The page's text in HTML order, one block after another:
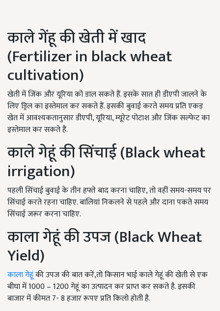
काले गेंहू की खेती में खाद
(Fertilizer in black wheat
cultivation)
खेती में जिंक और यूरिया को डाल सकते हैं. इसके सात ही डीएपी जालने के
लिए ड्रिल का इस्तेमाल कर सकते हैं. इसकी बुवाई करते समय प्रति एकड़
खेत में आवश्यकतानुसार डीएपी, यूरिया, म्यूरेट पोटाश और जिंक सल्फेट का
इस्तेमाल कर सकते हैं.
काले गेहूं की सिंचाई (Black wheat
irrigation)
पहली सिंचाई बुवाई के तीन हफ्ते बाद करना चाहिए, तो वहीं समय-समय पर
सिंचाई करते रहना चाहिए. बालियां निकलने से पहले और दाना पकते समय
सिंचाई जरूर करना चाहिए.
काला गेहूं की उपज (Black Wheat
Yield)
काला गेहूंकी उपज की बात करें,तो किसान भाई काले गेहूं की खेती से एक
बीघा में 1000 – 1200 गेहूं का उत्पादन कर प्राप्त कर सकते है. इसकी
बाजार में कीमत 7- 8 हजार रूपए प्रति किलो होती है.